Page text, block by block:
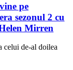
pe
sezonul 2 cu
Mirren
celui de-al doilea